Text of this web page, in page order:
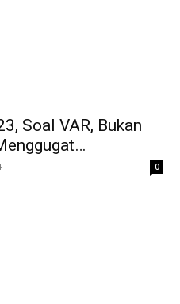
Soal VAR, Bukan
0